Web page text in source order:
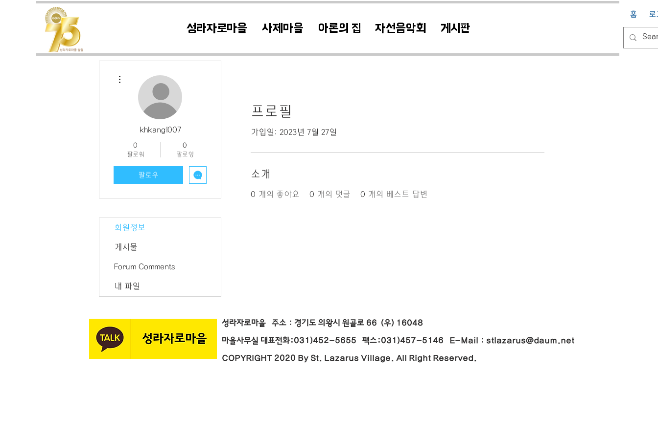
성라자로마을 사제마을 아론의 집 자선음악회 게시판
홈 로
khkang1007
0
팔로워
0
팔로잉
팔로우
회원정보
게시물
Forum Comments
내 파일
프로필
가입일: 2023년 7월 27일
소개
0 개의 좋아요 0 개의 댓글 0 개의 베스트 답변
성라자로마을 주소 : 경기도 의왕시 원골로 66 (우) 16048
마을사무실 대표전화:031)452-5655 팩스:031)457-5146 E-Mail : stlazarus@daum.net
COPYRIGHT 2020 By St. Lazarus Village. All Right Reserved.